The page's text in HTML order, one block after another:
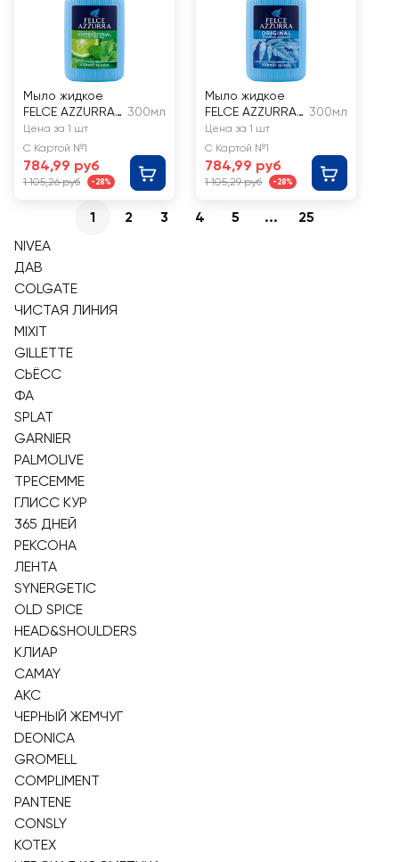
Мыло жидкое
FELCE AZZURRA
Антибактериаль
ное Мята и
лайм
300мл
Цена за 1 шт
С Картой №1
784,99 руб
1 105,26 руб -28%
Мыло жидкое
FELCE AZZURRA
Классическое
300мл
Цена за 1 шт
С Картой №1
784,99 руб
1 105,29 руб -28%
1 2 3 4 5 ...
25
NIVEA
ДАВ
COLGATE
ЧИСТАЯ ЛИНИЯ
MIXIT
GILLETTE
СЬЁСС
ФА
SPLAT
GARNIER
PALMOLIVE
ТРЕСЕММЕ
ГЛИСС КУР
365 ДНЕЙ
РЕКСОНА
ЛЕНТА
SYNERGETIC
OLD SPICE
HEAD&SHOULDERS
КЛИАР
CAMAY
АКС
ЧЕРНЫЙ ЖЕМЧУГ
DEONICA
GROMELL
COMPLIMENT
PANTENE
CONSLY
KOTEX